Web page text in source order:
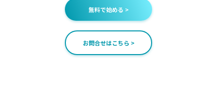
無料で始める >
お問合せはこちら >